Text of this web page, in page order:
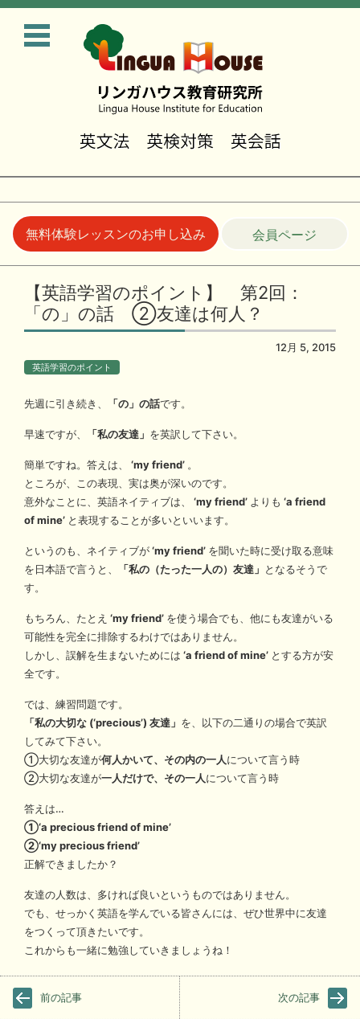
無料体験レッスンのお申し込み 会員ページ
【英語学習のポイント】 第2回：
「の」の話 ②友達は何人？
12月 5, 2015
英語学習のポイント
先週に引き続き、 「の」の話です。
早速ですが、 「私の友達」 を英訳して下さい。
簡単ですね。答えは、 ‘my friend’ 。
ところが、この表現、実は奥が深いのです。
意外なことに、英語ネイティブは、
‘my friend’ よりも ‘a friend
of mine’ と表現することが多いといいます。
というのも、ネイティブが‘my friend’ を聞いた時に受け取る意味
を日本語で言うと、
「私の（たった一人の）友達」 となるそうで
す。
もちろん、たとえ ‘my friend’ を使う場合でも、他にも友達がいる
可能性を完全に排除するわけではありません。
しかし、誤解を生まないためには ‘a friend of mine’ とする方が安
全です。
では、練習問題です。
「私の大切な (‘precious’) 友達」 を、以下の二通りの場合で英訳
してみて下さい。
①大切な友達が何人かいて、その内の一人について言う時
②大切な友達が一人だけで、その一人について言う時
答えは…
①‘a precious friend of mine’
②‘my precious friend’
正解できましたか？
友達の人数は、多ければ良いというものではありません。
でも、せっかく英語を学んでいる皆さんには、ぜひ世界中に友達
をつくって頂きたいです。
これからも一緒に勉強していきましょうね！
前の記事 次の記事